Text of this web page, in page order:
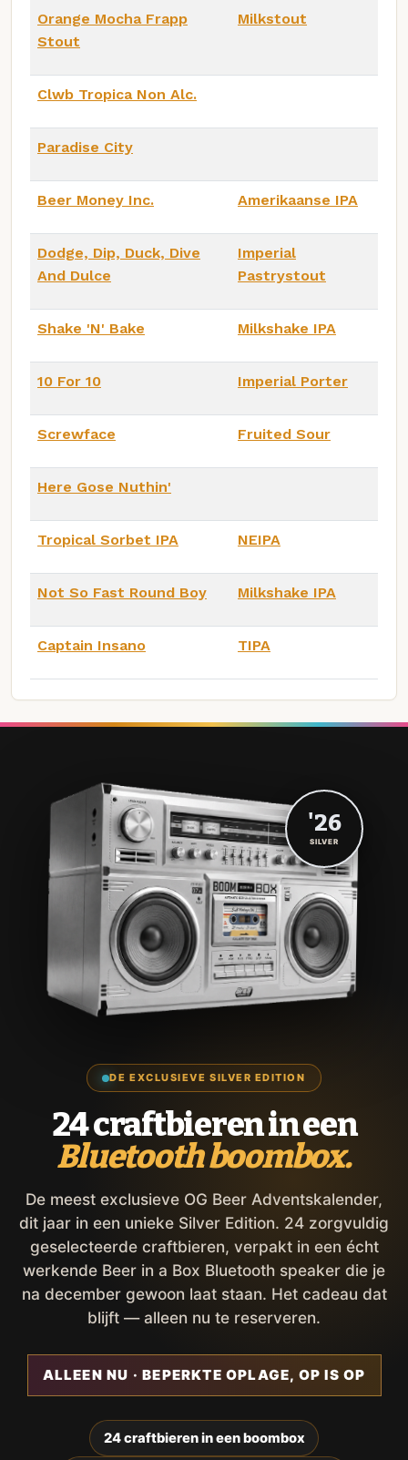
Orange Mocha Frapp
Stout
Milkstout
Clwb Tropica Non Alc.
Paradise City
Beer Money Inc. Amerikaanse IPA
Dodge, Dip, Duck, Dive
And Dulce
Imperial
Pastrystout
Shake 'N' Bake Milkshake IPA
10 For 10 Imperial Porter
Screwface Fruited Sour
Here Gose Nuthin'
Tropical Sorbet IPA NEIPA
Not So Fast Round Boy Milkshake IPA
Captain Insano TIPA
DE EXCLUSIEVE SILVER EDITION
24 craftbieren in een
Bluetooth boombox.
De meest exclusieve OG Beer Adventskalender,
dit jaar in een unieke Silver Edition. 24 zorgvuldig
geselecteerde craftbieren, verpakt in een écht
werkende Beer in a Box Bluetooth speaker die je
na december gewoon laat staan. Het cadeau dat
blijft — alleen nu te reserveren.
ALLEEN NU · BEPERKTE OPLAGE, OP IS OP
24 craftbieren in een boombox
'26
SILVER